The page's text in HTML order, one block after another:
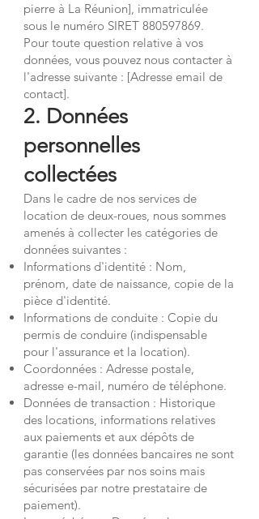
pierre à La Réunion], immatriculée
sous le numéro SIRET 880597869.
Pour toute question relative à vos
données, vous pouvez nous contacter à
l'adresse suivante : [Adresse email de
contact].
2. Données
personnelles
collectées
Dans le cadre de nos services de
location de deux-roues, nous sommes
amenés à collecter les catégories de
données suivantes :
Informations d'identité : Nom,
prénom, date de naissance, copie de la
pièce d'identité.
Informations de conduite : Copie du
permis de conduire (indispensable
pour l'assurance et la location).
Coordonnées : Adresse postale,
adresse e-mail, numéro de téléphone.
Données de transaction : Historique
des locations, informations relatives
aux paiements et aux dépôts de
garantie (les données bancaires ne sont
pas conservées par nos soins mais
sécurisées par notre prestataire de
paiement).